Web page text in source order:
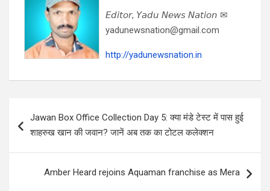
𝘌𝘥𝘪𝘵𝘰𝘳, 𝘠𝘢𝘥𝘶 𝘕𝘦𝘸𝘴 𝘕𝘢𝘵𝘪𝘰𝘯 ✉
yadunewsnation@gmail.com
http://yadunewsnation.in
navigation
Jawan Box Office Collection Day 5: क्या मंडे टेस्ट में पास हुई
शाहरुख खान की जवान? जानें अब तक का टोटल कलेक्शन
Amber Heard rejoins Aquaman franchise as Mera